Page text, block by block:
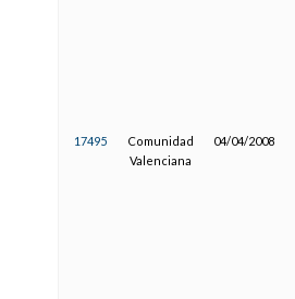
17495
Comunidad
Valenciana
04/04/2008